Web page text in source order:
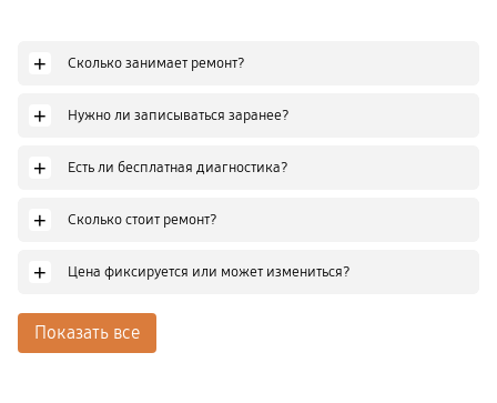
+ Сколько занимает ремонт?
+ Нужно ли записываться заранее?
+ Есть ли бесплатная диагностика?
+ Сколько стоит ремонт?
+ Цена фиксируется или может измениться?
Показать все